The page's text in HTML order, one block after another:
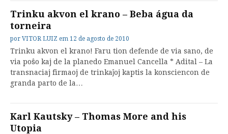
Trinku akvon el krano – Beba água da
torneira
por VITOR LUIZ em 12 de agosto de 2010
Trinku akvon el krano! Faru tion defende de via sano, de
via poŝo kaj de la planedo Emanuel Cancella * Adital – La
transnaciaj firmaoj de trinkaĵoj kaptis la konsciencon de
granda parto de la…
Karl Kautsky – Thomas More and his
Utopia